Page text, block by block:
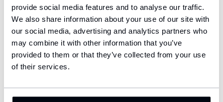
provide social media features and to analyse our traffic.
We also share information about your use of our site with
our social media, advertising and analytics partners who
may combine it with other information that you’ve
provided to them or that they’ve collected from your use
of their services.
United States (USD)
Ship to
English
Language
CONFIRM